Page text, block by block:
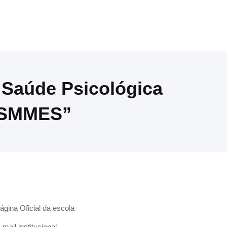
Psicológica
Oficial da escola